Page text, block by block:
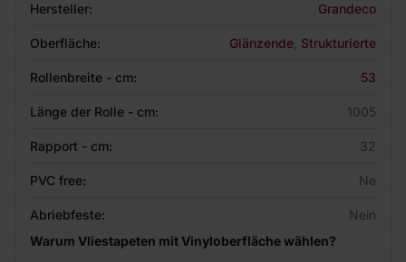
Hersteller: Grandeco
Oberfläche: Glänzende Strukturierte
Rollenbreite - cm: 53
Länge der Rolle - cm: 1005
Rapport - cm: 32
PVC free: Ne
Abriebfeste:
Nein
Warum Vliestapeten mit Vinyloberfläche wählen?